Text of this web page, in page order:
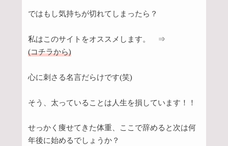
ではもし気持ちが切れてしまったら？
私はこのサイトをオススメします。 ⇒
(コチラから)
心に刺さる名言だらけです(笑)
そう、太っていることは人生を損しています！！
せっかく痩せてきた体重、ここで辞めると次は何
年後に始めるでしょうか？